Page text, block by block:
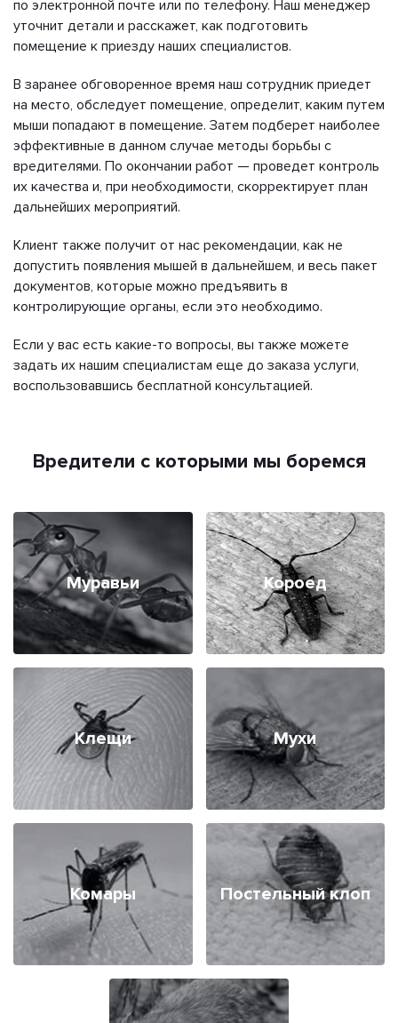
по электронной почте или по телефону. Наш менеджер
уточнит детали и расскажет, как подготовить
помещение к приезду наших специалистов.
В заранее обговоренное время наш сотрудник приедет
на место, обследует помещение, определит, каким путем
мыши попадают в помещение. Затем подберет наиболее
эффективные в данном случае методы борьбы с
вредителями. По окончании работ — проведет контроль
их качества и, при необходимости, скорректирует план
дальнейших мероприятий.
Клиент также получит от нас рекомендации, как не
допустить появления мышей в дальнейшем, и весь пакет
документов, которые можно предъявить в
контролирующие органы, если это необходимо.
Если у вас есть какие-то вопросы, вы также можете
задать их нашим специалистам еще до заказа услуги,
воспользовавшись бесплатной консультацией.
Вредители с которыми мы боремся
Муравьи Короед
Клещи Мухи
Комары Постельный клоп